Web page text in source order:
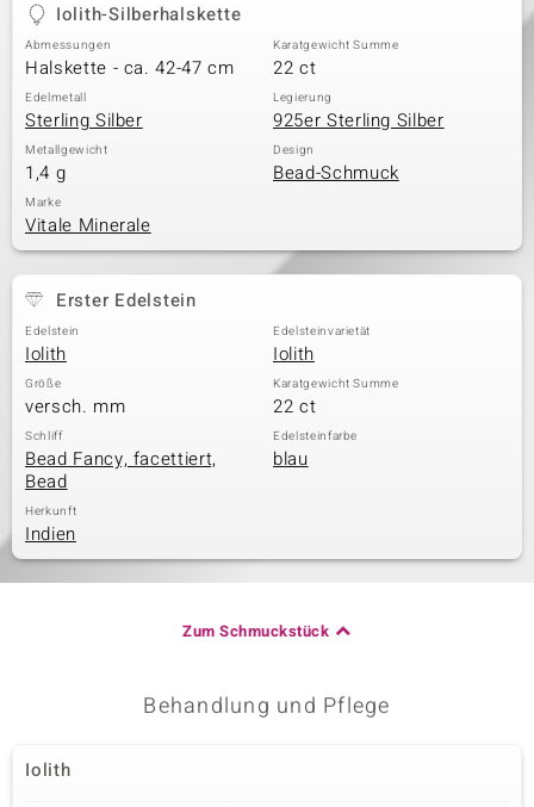
Collection
Classics
Iolith-Silberhalskette
Abmessungen
Halskette - ca. 42-47 cm
Karatgewicht Summe
22 ct
Edelmetall
Sterling Silber
Legierung
925er Sterling Silber
Metallgewicht
1,4 g
Design
Bead-Schmuck
Marke
Vitale Minerale
Erster Edelstein
Edelstein
Iolith
Edelsteinvarietät
Iolith
Größe
versch. mm
Karatgewicht Summe
22 ct
Schliff
Bead Fancy, facettiert,
Bead
Edelsteinfarbe
blau
Herkunft
Indien
Zum Schmuckstück
Behandlung und Pflege
Iolith